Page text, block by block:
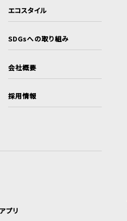
エコスタイル
SDGsへの取り組み
会社概要
採用情報
プリ